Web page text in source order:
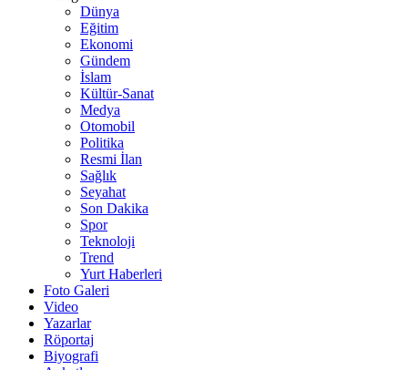
Dünya
Eğitim
Ekonomi
Gündem
İslam
Kültür-Sanat
Medya
Otomobil
Politika
Resmi İlan
Sağlık
Seyahat
Son Dakika
Spor
Teknoloji
Trend
Yurt Haberleri
Foto Galeri
Video
Yazarlar
Röportaj
Biyografi